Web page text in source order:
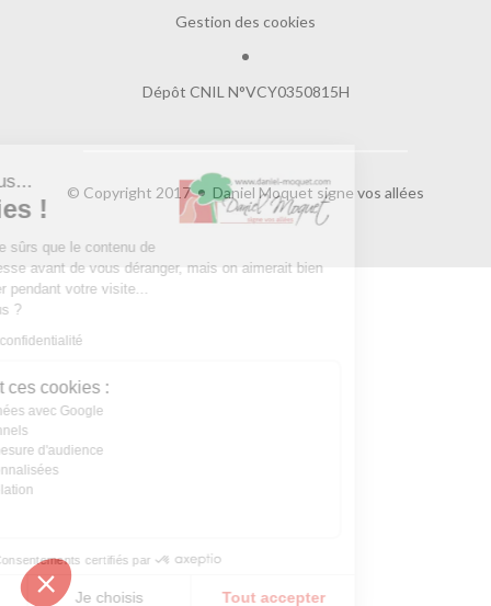
Gestion des cookies
Dépôt CNIL N°VCY0350815H
© Copyright 2017 Daniel Moquet signe vos allées
Salut c'est nous...
les Cookies !
On a attendu d'être sûrs que le contenu de
ce site vous intéresse avant de vous déranger, mais on aimerait bien
vous accompagner pendant votre visite...
Lire la politique de confidentialité
À quoi servent ces cookies :
Partage de données avec Google
Statistiques et mesure d'audience
Annonces personnalisées
Consentements certifiés par
Non merci Je choisis